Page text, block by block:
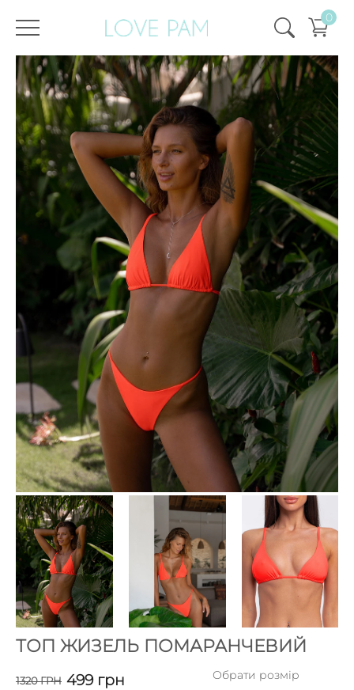
0
Головна Всі купальники Топи і плавки,Жизель Топи ECO Топ Жизель Помаранчевий
ТОП ЖИЗЕЛЬ ПОМАРАНЧЕВИЙ
1320ГРН 499 грн Обрати розмір